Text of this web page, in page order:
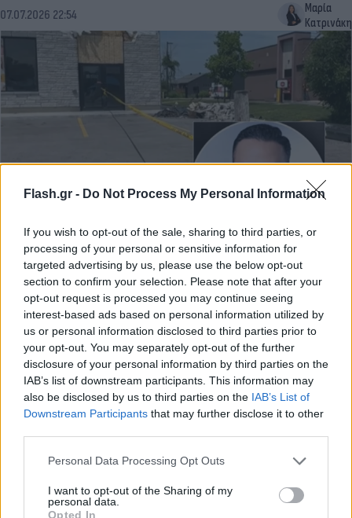
Flash.gr - Do Not Process My Personal Information
If you wish to opt-out of the sale, sharing to third parties, or
processing of your personal or sensitive information for
targeted advertising by us, please use the below opt-out
section to confirm your selection. Please note that after your
opt-out request is processed you may continue seeing
interest-based ads based on personal information utilized by
us or personal information disclosed to third parties prior to
your opt-out. You may separately opt-out of the further
disclosure of your personal information by third parties on the
IAB’s list of downstream participants. This information may
also be disclosed by us to third parties on the IAB’s List of
Downstream Participants that may further disclose it to other
Please note that this website/app uses one or more Google
not limited to your visit or usage behaviour. You may click to
grant or deny consent to Google and its third-party tags to
Personal Data Processing Opt Outs
I want to opt-out of the Sharing of my
personal data.
Opted In
07.07.2026 22:54
Μαρία
Κατρινάκη
Καναδάς: Οδοντίατρος δολοφόνησε τους δύο
γιους του, πυρπόλησε το ιατρείο του και
αυτοκτόνησε
Oι αστυνομικοί εντόπισαν στο γραφείο του πολυσέλιδο
χειρόγραφο σημείωμα, στο οποίο ο 40χρονος στρεφόταν κατά
της πρώην συζύγου του, αλλά και του συστήματος απονομής
δικαιοσύνης και των οικογενειακών δικαστηρίων.
07.07.2026 08:55
Γιώργος
Γεωργακόπουλος